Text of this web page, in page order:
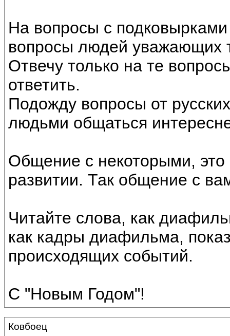
На вопросы с
вопросы людей уважающих
Отвечу только на те
ответить.
Подожду вопросы от
людьми общаться
Общение с некоторыми, это
развитии. Так общение с
Читайте слова, как
как кадры диафильма,
происходящих событий.
С "Новым Годом"!
Ковбоец